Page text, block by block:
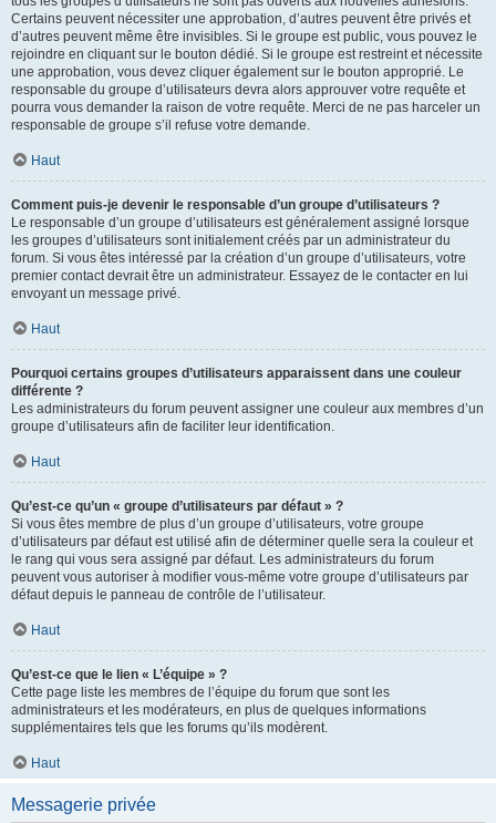
Certains peuvent nécessiter une approbation, d’autres peuvent être privés et
d’autres peuvent même être invisibles. Si le groupe est public, vous pouvez le
rejoindre en cliquant sur le bouton dédié. Si le groupe est restreint et nécessite
une approbation, vous devez cliquer également sur le bouton approprié. Le
responsable du groupe d’utilisateurs devra alors approuver votre requête et
pourra vous demander la raison de votre requête. Merci de ne pas harceler un
responsable de groupe s’il refuse votre demande.
Haut
Comment puis-je devenir le responsable d’un groupe d’utilisateurs ?
Le responsable d’un groupe d’utilisateurs est généralement assigné lorsque
les groupes d’utilisateurs sont initialement créés par un administrateur du
forum. Si vous êtes intéressé par la création d’un groupe d’utilisateurs, votre
premier contact devrait être un administrateur. Essayez de le contacter en lui
envoyant un message privé.
Haut
Pourquoi certains groupes d’utilisateurs apparaissent dans une couleur
différente ?
Les administrateurs du forum peuvent assigner une couleur aux membres d’un
groupe d’utilisateurs afin de faciliter leur identification.
Haut
Qu’est-ce qu’un « groupe d’utilisateurs par défaut » ?
Si vous êtes membre de plus d’un groupe d’utilisateurs, votre groupe
d’utilisateurs par défaut est utilisé afin de déterminer quelle sera la couleur et
le rang qui vous sera assigné par défaut. Les administrateurs du forum
peuvent vous autoriser à modifier vous-même votre groupe d’utilisateurs par
défaut depuis le panneau de contrôle de l’utilisateur.
Haut
Qu’est-ce que le lien « L’équipe » ?
Cette page liste les membres de l’équipe du forum que sont les
administrateurs et les modérateurs, en plus de quelques informations
supplémentaires tels que les forums qu’ils modèrent.
Haut
Messagerie privée